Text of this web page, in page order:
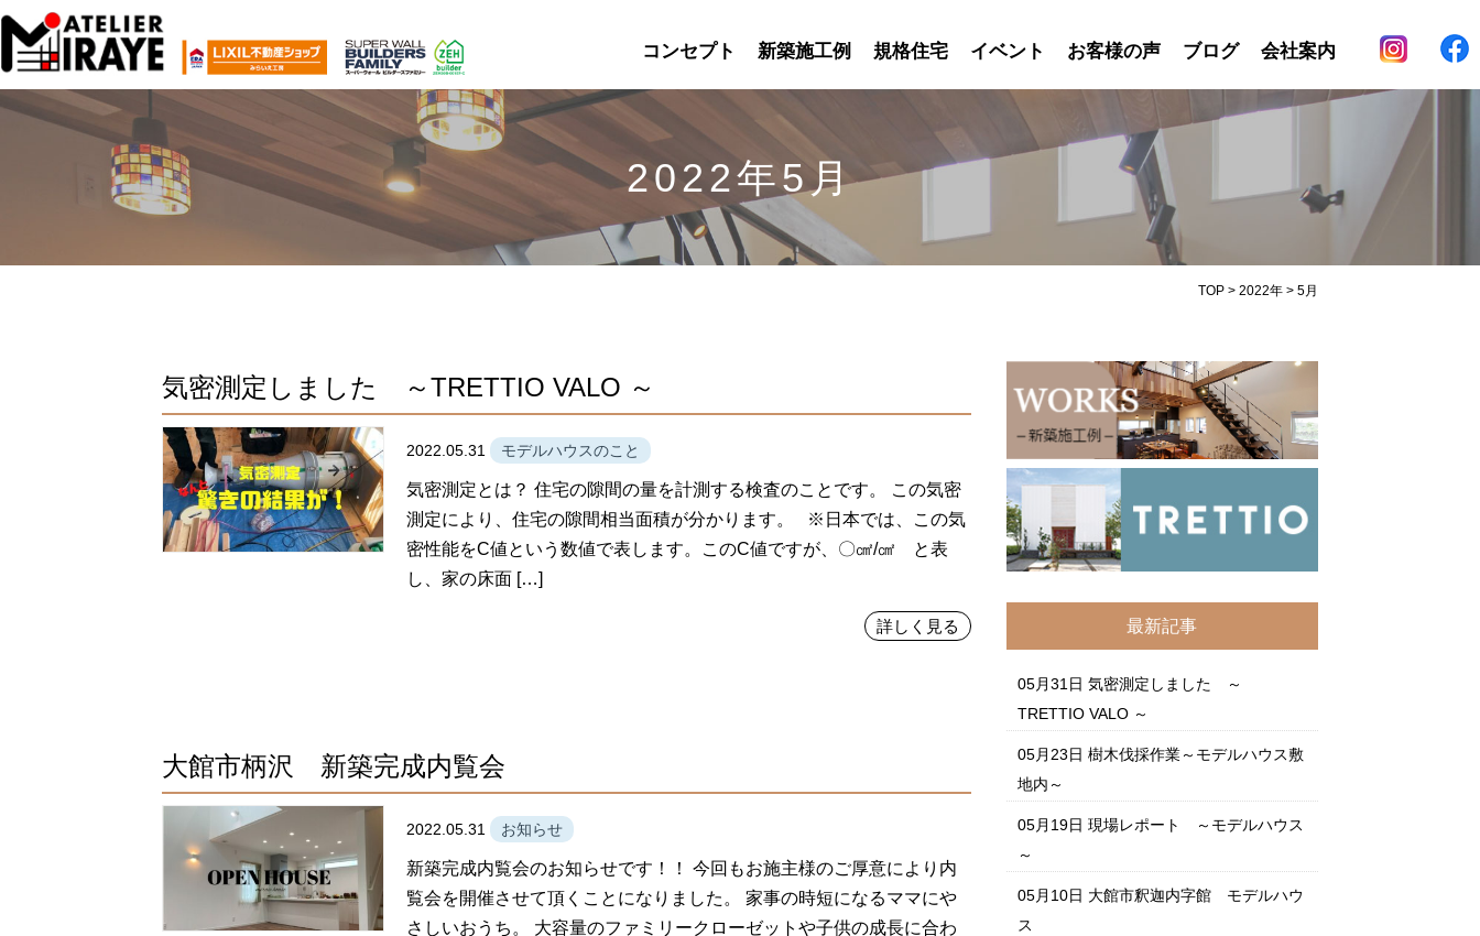
コンセプト 新築施工例 規格住宅 イベント お客様の声 ブログ 会社案内
2022年5月
TOP > 2022年 > 5月
気密測定しました ～TRETTIO VALO ～
2022.05.31 モデルハウスのこと
気密測定とは？ 住宅の隙間の量を計測する検査のことです。 この気密
測定により、住宅の隙間相当面積が分かります。 ※日本では、この気
密性能をC値という数値で表します。このC値ですが、〇㎠/㎠ と表
し、家の床面 […]
詳しく見る
大館市柄沢 新築完成内覧会
2022.05.31 お知らせ
新築完成内覧会のお知らせです！！ 今回もお施主様のご厚意により内
覧会を開催させて頂くことになりました。 家事の時短になるママにや
さしいおうち。 大容量のファミリークローゼットや子供の成長に合わ
最新記事
05月31日 気密測定しました ～
TRETTIO VALO ～
05月23日 樹木伐採作業～モデルハウス敷
地内～
05月19日 現場レポート ～モデルハウス
～
05月10日 大館市釈迦内字館 モデルハウ
ス